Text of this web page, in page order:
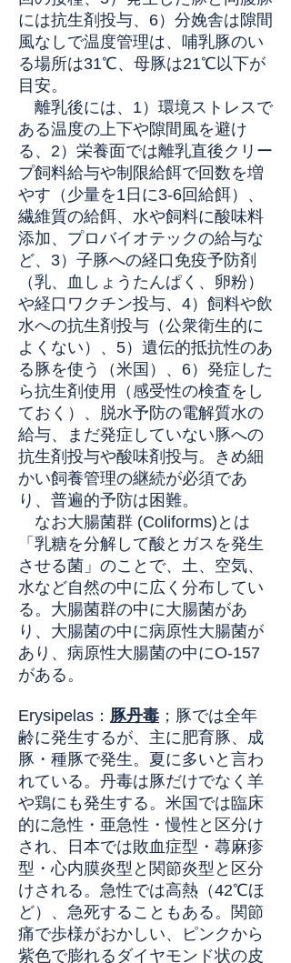
には抗生剤投与、6）分娩舎は隙間
風なしで温度管理は、哺乳豚のい
る場所は31℃、母豚は21℃以下が
目安。
離乳後には、1）環境ストレスで
ある温度の上下や隙間風を避け
る、2）栄養面では離乳直後クリー
プ飼料給与や制限給餌で回数を増
やす（少量を1日に3-6回給餌）、
繊維質の給餌、水や飼料に酸味料
添加、プロバイオテックの給与な
ど、3）子豚への経口免疫予防剤
（乳、血しょうたんぱく、卵粉）
や経口ワクチン投与、4）飼料や飲
水への抗生剤投与（公衆衛生的に
よくない）、5）遺伝的抵抗性のあ
る豚を使う（米国）、6）発症した
ら抗生剤使用（感受性の検査をし
ておく）、脱水予防の電解質水の
給与、まだ発症していない豚への
抗生剤投与や酸味剤投与。きめ細
かい飼養管理の継続が必須であ
り、普遍的予防は困難。
なお大腸菌群 (Coliforms)とは
「乳糖を分解して酸とガスを発生
させる菌」のことで、土、空気、
水など自然の中に広く分布してい
る。大腸菌群の中に大腸菌があ
り、大腸菌の中に病原性大腸菌が
あり、病原性大腸菌の中にO-157
がある。
Erysipelas ： 豚丹毒 ； 豚では全年
齢に発生するが、主に肥育豚、成
豚・種豚で発生。夏に多いと言わ
れている。丹毒は豚だけでなく羊
や鶏にも発生する。米国では臨床
的に急性・亜急性・慢性と区分け
され、日本では敗血症型・蕁麻疹
型・心内膜炎型と関節炎型と区分
けされる。急性では高熱（42℃ほ
ど）、急死することもある。関節
痛で歩様がおかしい、ピンクから
紫色で膨れるダイヤモンド状の皮